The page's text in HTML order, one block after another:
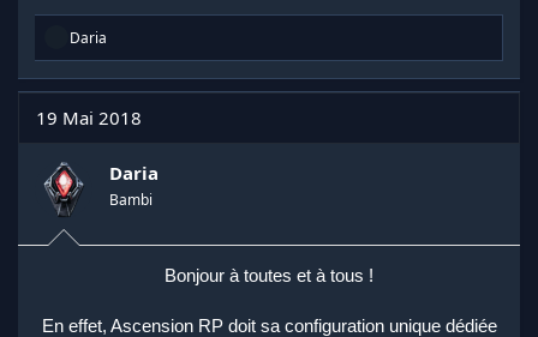
R
a
c
t
i
n
s
:
Daria
19 Mai 2018
Daria
Bambi
Bonjour à toutes et à tous !
En effet, Ascension RP doit sa configuration unique dédiée